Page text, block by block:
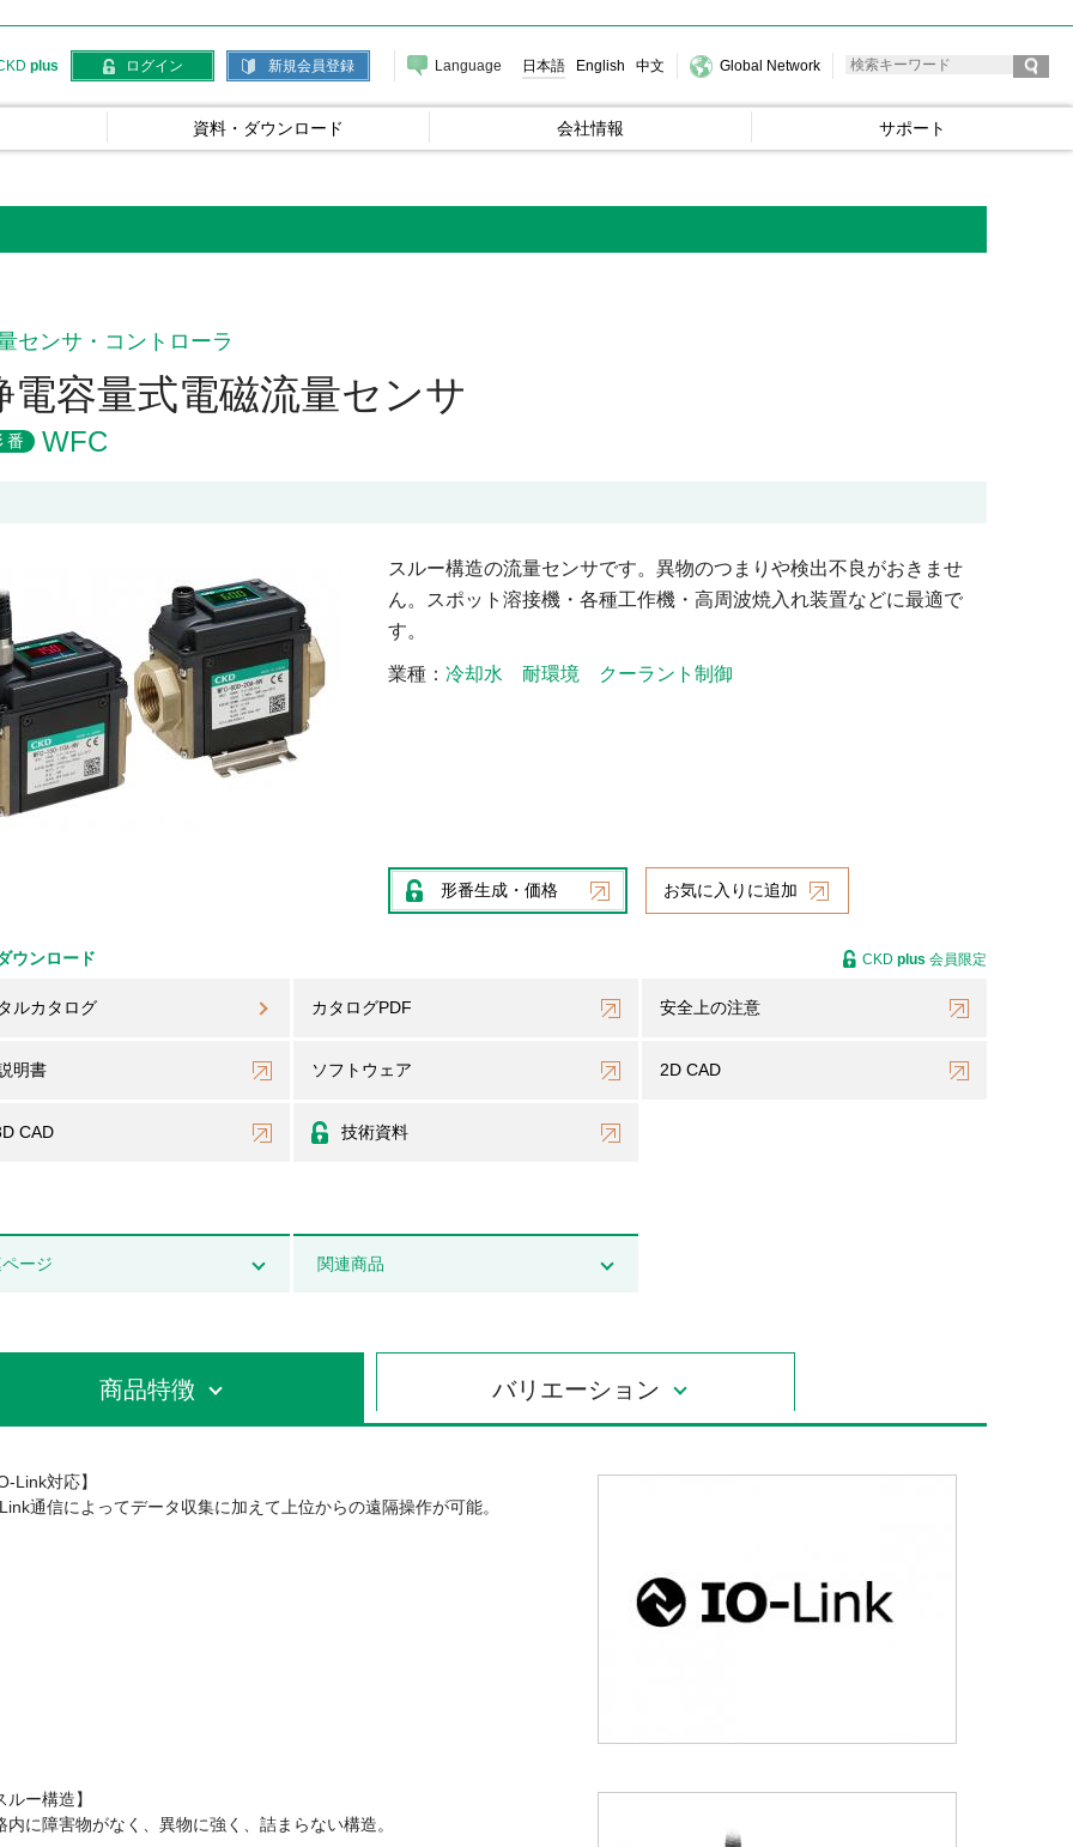
plus ログイン 新規会員登録 Language 日本語 English 中文 Global Network
資料・ダウンロード 会社情報 サポート
センサ・コントローラ
電容量式電磁流量センサ
番 WFC
スルー構造の流量センサです。異物のつまりや検出不良がおきませ
ん。スポット溶接機・各種工作機・高周波焼入れ装置などに最適で
す。
業種 冷却水 耐環境 クーラント制御
形番生成・価格 お気に入りに追加
ウンロード
ルカタログ カタログPDF 安全上の注意
明書 ソフトウェア 2D CAD
CAD 技術資料
CKD plus 会員限定
ージ 関連商品
商品特徴 バリエーション
Link対応】
通信によってデータ収集に加えて上位からの遠隔操作が可能。
ルー構造】
内に障害物がなく、異物に強く、詰まらない構造。